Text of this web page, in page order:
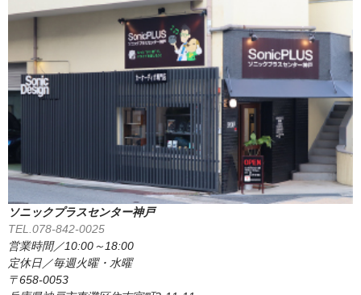
ソニックプラスセンター神戸
TEL.078-842-0025
営業時間／10:00～18:00
定休日／毎週火曜・水曜
〒658-0053